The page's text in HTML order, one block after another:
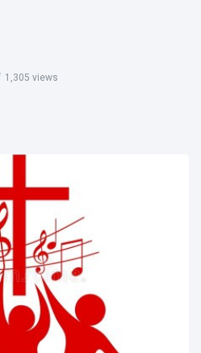
1,305 views